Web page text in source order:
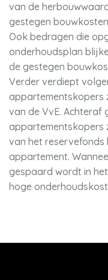
van de
gestegen
Ook bedragen die
onderhoudsplan
de gestegen
Verder verdiept
appartementskopers
van de VvE. Achteraf
appartementskopers
van het
appartement.
gespaard wordt in
hoge